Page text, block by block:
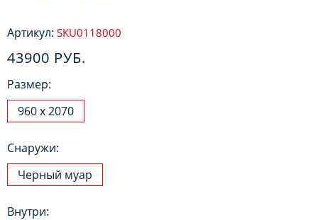
Артикул: SKU0118000
43900 РУБ.
Размер:
960 х 2070
Снаружи:
Черный муар
Внутри: